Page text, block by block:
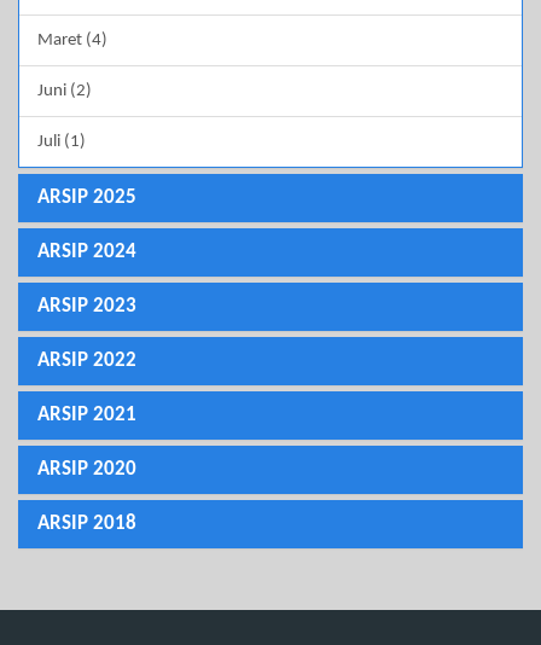
Maret (4)
Juni (2)
Juli (1)
ARSIP 2025
ARSIP 2024
ARSIP 2023
ARSIP 2022
ARSIP 2021
ARSIP 2020
ARSIP 2018